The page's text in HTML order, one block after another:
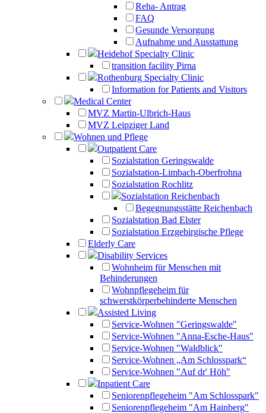
Reha- Antrag
FAQ
Gesunde Versorgung
Aufnahme und Ausstattung
Heidehof Specialty Clinic
transition facility Pirna
Rothenburg Specialty Clinic
Information for Patients and Visitors
Medical Center
MVZ Martin-Ulbrich-Haus
MVZ Leipziger Land
Wohnen und Pflege
Outpatient Care
Sozialstation Geringswalde
Sozialstation-Limbach-Oberfrohna
Sozialstation Rochlitz
Sozialstation Reichenbach
Begegnungsstätte Reichenbach
Sozialstation Bad Elster
Sozialstation Erzgebirgische Pflege
Elderly Care
Disability Services
Wohnheim für Menschen mit
Behinderungen
Wohnpflegeheim für
schwerstkörperbehinderte Menschen
Assisted Living
Service-Wohnen "Geringswalde"
Service-Wohnen "Anna-Esche-Haus"
Service-Wohnen "Waldblick"
Service-Wohnen „Am Schlosspark“
Service-Wohnen "Auf dr' Höh"
Inpatient Care
Seniorenpflegeheim "Am Schlosspark"
Seniorenpflegeheim "Am Hainberg"